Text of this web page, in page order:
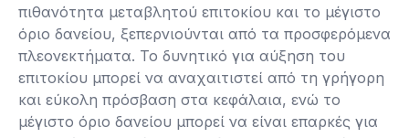
πιθανότητα μεταβλητού επιτοκίου και το μέγιστο
όριο δανείου, ξεπερνιούνται από τα προσφερόμενα
πλεονεκτήματα. Το δυνητικό για αύξηση του
επιτοκίου μπορεί να αναχαιτιστεί από τη γρήγορη
και εύκολη πρόσβαση στα κεφάλαια, ενώ το
μέγιστο όριο δανείου μπορεί να είναι επαρκές για